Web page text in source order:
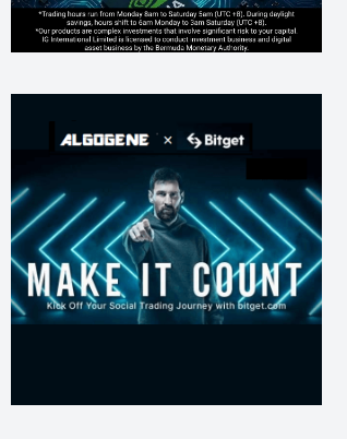
203 2 0 2026-07-17
AI走出聊天室 三巨頭爭定義權
維」，財富自然來